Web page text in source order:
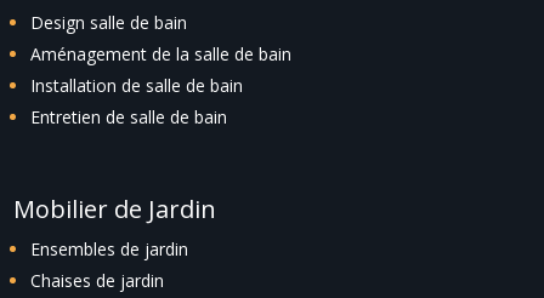
Design salle de bain
Aménagement de la salle de bain
Installation de salle de bain
Entretien de salle de bain
Mobilier de Jardin
Ensembles de jardin
Chaises de jardin